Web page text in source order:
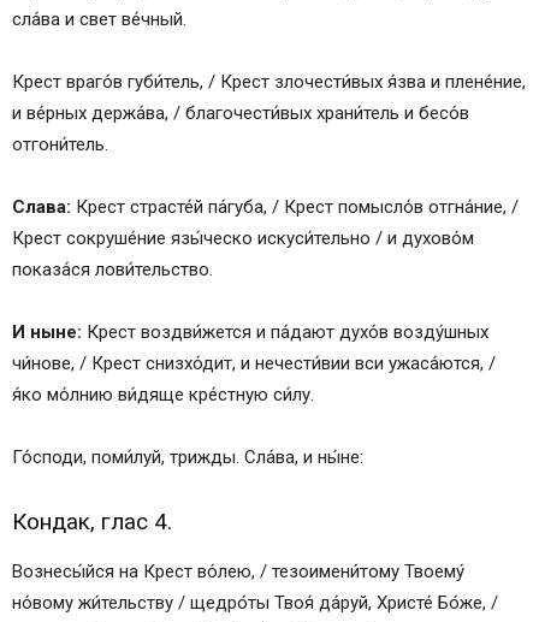
сла́ва и свет ве́чный.
Крест враго́в губи́тель, / Крест злочести́вых я́зва и плене́ние,
и ве́рных держа́ва, / благочести́вых храни́тель и бесо́в
отгони́тель.
Слава: Крест страсте́й па́губа, / Крест помысло́в отгна́ние, /
Крест сокруше́ние язы́ческо искуси́тельно / и духово́м
показа́ся лови́тельство.
И ныне: Крест воздви́жется и па́дают духо́в возду́шных
чи́нове, / Крест снизхо́дит, и нечести́вии вси ужаса́ются, /
я́ко мо́лнию ви́дяще кре́стную си́лу.
Го́споди, поми́луй, трижды. Сла́ва, и ны́не:
Кондак, глас 4.
Вознесы́йся на Крест во́лею, / тезоимени́тому Твоему́
но́вому жи́тельству / щедро́ты Твоя́ да́руй, Христе́ Бо́же, /